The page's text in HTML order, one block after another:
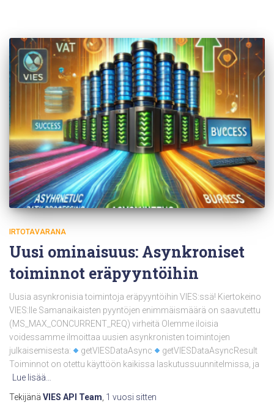
IRTOTAVARANA
Uusi ominaisuus: Asynkroniset
toiminnot eräpyyntöihin
Uusia asynkronisia toimintoja eräpyyntöihin VIES:ssä! Kiertokeino
VIES:lle Samanaikaisten pyyntöjen enimmäismäärä on saavutettu
(MS_MAX_CONCURRENT_REQ) virheitä Olemme iloisia
voidessamme ilmoittaa uusien asynkronisten toimintojen
julkaisemisesta:
getVIESDataAsync
getVIESDataAsyncResult
Toiminnot on otettu käyttöön kaikissa laskutussuunnitelmissa, ja
Lue lisää…
Tekijänä VIES API Team, 1 vuosi sitten